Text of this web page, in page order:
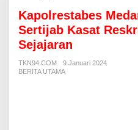
p
o
l
Kapolrestabes
Sertijab Kasat
Sejajaran
TKN94.COM
9 Januari 2024
BERITA UTAMA